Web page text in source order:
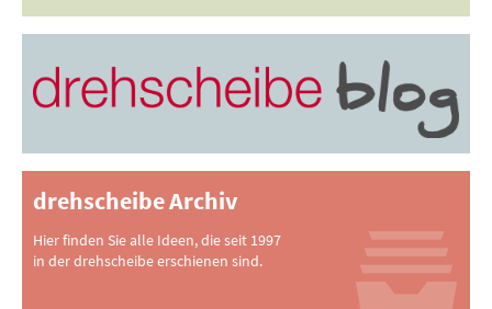
drehscheibe Archiv
Hier finden Sie alle Ideen, die seit 1997
in der drehscheibe erschienen sind.